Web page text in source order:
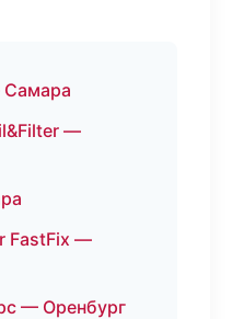
—
FastFix —
— Оренбург